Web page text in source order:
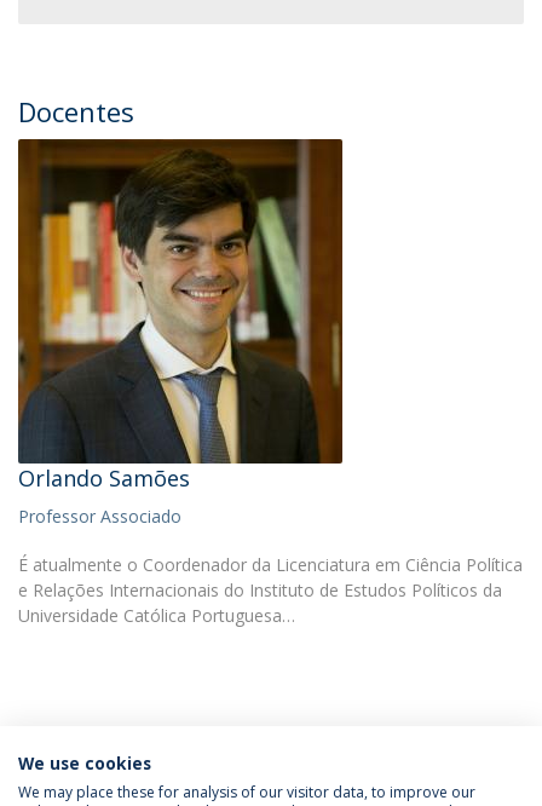
Docentes
Orlando Samões
Professor Associado
É atualmente o Coordenador da Licenciatura em Ciência Política
e Relações Internacionais do Instituto de Estudos Políticos da
Universidade Católica Portuguesa…
INFORMAÇÃO PARA
We use cookies
We may place these for analysis of our visitor data, to improve our